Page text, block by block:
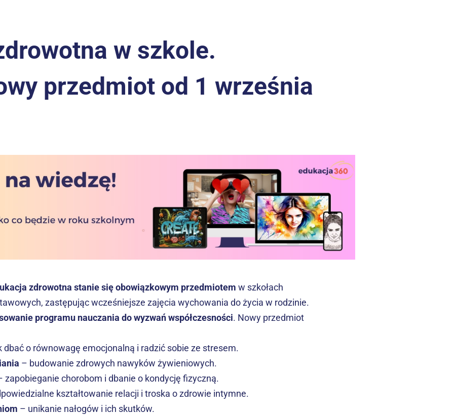
w szkole.
przedmiot od 1 września
zdrowotna stanie się obowiązkowym przedmiotem w szkołach
zastępując wcześniejsze zajęcia wychowania do życia w rodzinie.
programu nauczania do wyzwań współczesności. Nowy przedmiot
o równowagę emocjonalną i radzić sobie ze stresem.
– budowanie zdrowych nawyków żywieniowych.
zapobieganie chorobom i dbanie o kondycję fizyczną.
kształtowanie relacji i troska o zdrowie intymne.
– unikanie nałogów i ich skutków.